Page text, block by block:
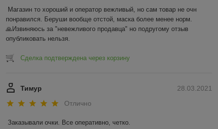
Магазин то хороший и оператор вежливый, но сам товар не очн
понравился. Беруши вообще отстой, маска более менее норм.
🙏Извиняюсь за "невежливого продавца" но подругому отзыв
опубликовать нельзя.
Сделка подтверждена через корзину
28.03.2021
Тимур
Отлично
Заказывали очки. Все оперативно, четко.